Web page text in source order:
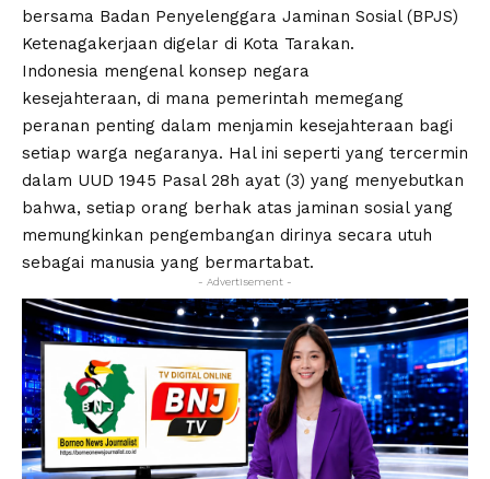
bersama Badan Penyelenggara Jaminan Sosial (BPJS)
Ketenagakerjaan digelar di Kota Tarakan.
Indonesia mengenal konsep negara
kesejahteraan, di mana pemerintah memegang
peranan penting dalam menjamin kesejahteraan bagi
setiap warga negaranya. Hal ini seperti yang tercermin
dalam UUD 1945 Pasal 28h ayat (3) yang menyebutkan
bahwa, setiap orang berhak atas jaminan sosial yang
memungkinkan pengembangan dirinya secara utuh
sebagai manusia yang bermartabat.
- Advertisement -